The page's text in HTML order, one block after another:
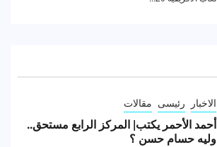
الاخبار رئيسى مقالات
أحمد الأحمر يكتب| المركز الرابع مستحق..
وليه حسام حسن ؟